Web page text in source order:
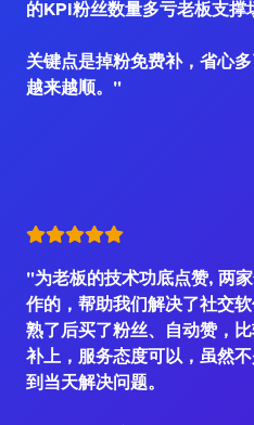
的KPI粉丝数量多亏老板支撑
关键点是掉粉免费补，省心
越来越顺。"
"为老板的技术功底点赞, 两
作的，帮助我们解决了社交
熟了后买了粉丝、自动赞，
补上，服务态度可以，虽然
到当天解决问题。